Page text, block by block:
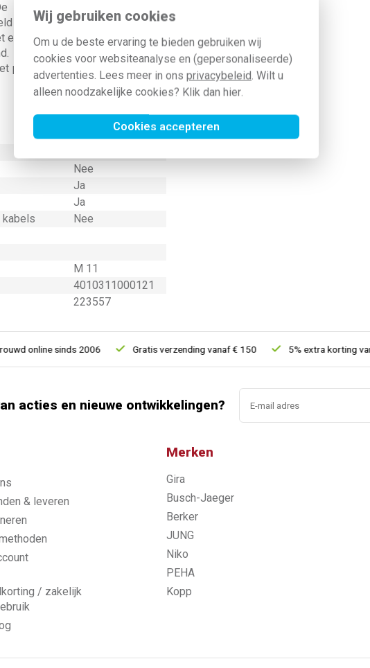
Wij gebruiken cookies
Om u de beste ervaring te bieden gebruiken wij
cookies voor websiteanalyse en (gepersonaliseerde)
advertenties. Lees meer in ons privacybeleid. Wilt u
alleen noodzakelijke cookies? Klik dan hier.
Cookies accepteren
kabelmof dient ook voor het
tijdens het verplaatsen van de
een vinylkabel (xmvkas, ymvkas)
De diepte van 60 cm onder de
per ongeluk de kabel kunt raken
Waarde
Nee
Ja
Ja
Nee
M 11
4010311000121
223557
online sinds 2006 Gratis verzending vanaf € 150 5% extra korting
acties en nieuwe ontwikkelingen?
& leveren
/ zakelijk
Merken
Gira
Busch-Jaeger
Berker
JUNG
Niko
PEHA
Kopp